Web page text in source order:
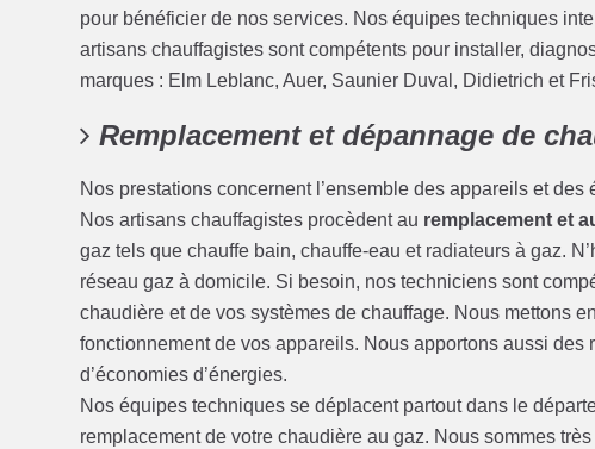
pour bénéficier de nos services. Nos équipes techniques
artisans chauffagistes sont compétents pour installer,
marques : Elm Leblanc, Auer, Saunier Duval, Didietrich et
Remplacement et dépannage de
Nos prestations concernent l’ensemble des appareils et
Nos artisans chauffagistes procèdent au remplacement et
gaz tels que chauffe bain, chauffe-eau et radiateurs à gaz.
réseau gaz à domicile. Si besoin, nos techniciens sont
chaudière et de vos systèmes de chauffage. Nous mettons
fonctionnement de vos appareils. Nous apportons aussi
d’économies d’énergies.
Nos équipes techniques se déplacent partout dans le
remplacement de votre chaudière au gaz. Nous sommes